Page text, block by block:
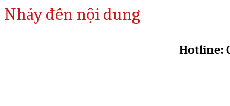
Nhảy đến nội dung
Hotline: